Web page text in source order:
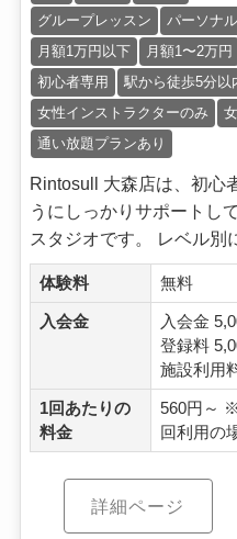
グループレッスン
パーソナ
月額1万円以下
月額1〜2万円
初心者専用
駅から徒歩5分以
女性インストラクターのみ
通い放題プランあり
Rintosull 大森店は、初心
うにしっかりサポートし
スタジオです。 レベル別
体験料 無料
入会金
入会金
登録料
施設利用
1回あたりの
料金
560円～
回利用の
詳細ページ